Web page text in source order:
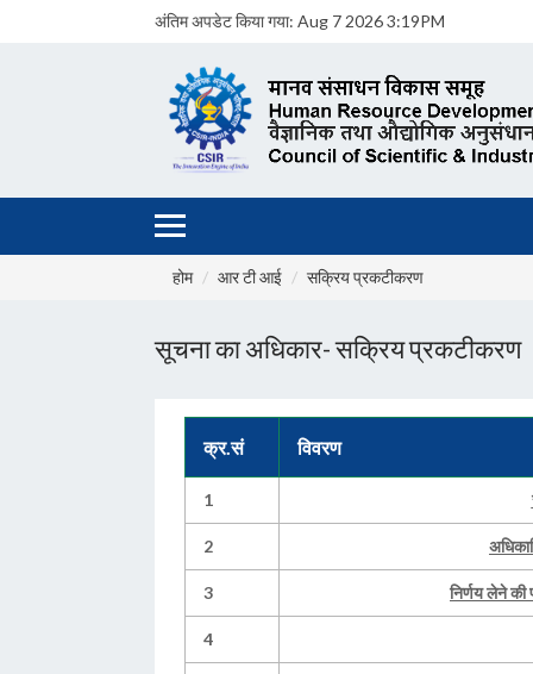
अंतिम अपडेट किया गया: Aug 7 2026 3:19PM
होम आर टी आई सक्रिय प्रकटीकरण
सूचना का अधिकार- सक्रिय प्रकटीकरण
क्र.सं विवरण
1
2
3 निर्णय लेने
4